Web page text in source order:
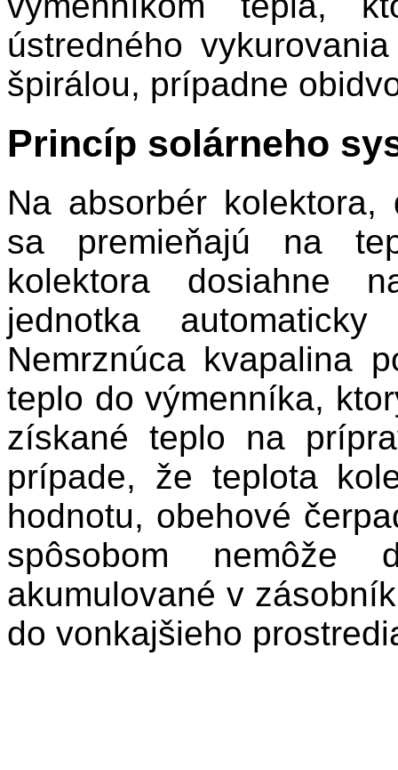
ústredného
špirálou, prípadne
Princíp solárneho
Na absorbér
sa premieňajú na
kolektora dosiahne
jednotka
Nemrznúca kvapalina
teplo do výmenníka,
získané teplo na
prípade, že teplota
hodnotu, obehové
spôsobom
akumulované v
do vonkajšieho